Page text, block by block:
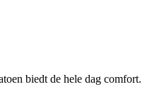
biedt de hele dag comfort.